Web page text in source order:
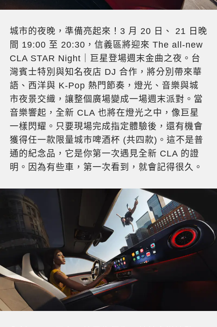
城市的夜晚，準備亮起來！3 月 20 日、 21 日晚
間 19:00 至 20:30，信義區將迎來 The all-new
CLA STAR Night｜巨星登場週末金曲之夜。台
灣賓士特別與知名夜店 DJ 合作，將分別帶來華
語、西洋與 K-Pop 熱門節奏，燈光、音樂與城
市夜景交織，讓整個廣場變成一場週末派對。當
音樂響起，全新 CLA 也將在燈光之中，像巨星
一樣閃耀。只要現場完成指定體驗後，還有機會
獲得任一款限量城市啤酒杯 (共四款)。這不是普
通的紀念品，它是你第一次遇見全新 CLA 的證
明。因為有些車，第一次看到，就會記得很久。